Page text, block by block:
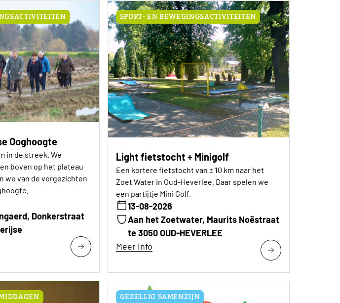
Ooghoogte
in de streek. We
boven op het plateau
we van de vergezichten
Donkerstraat
SPORT- EN BEWEGINGSACTIVITEITEN
Light fietstocht + Minigolf
Een kortere fietstocht van ± 10 km naar het
Zoet Water in Oud-Heverlee. Daar spelen we
een partijtje Mini Golf.
13-08-2026
Aan het Zoetwater, Maurits Noëstraat
te 3050 OUD-HEVERLEE
Meer info
GEZELLIG SAMENZIJN